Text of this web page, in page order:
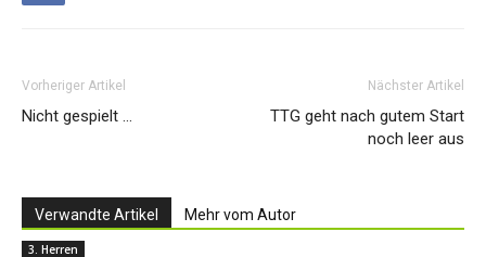
Vorheriger Artikel
Nicht gespielt …
Nächster Artikel
TTG geht nach gutem Start
noch leer aus
Verwandte Artikel Mehr vom Autor
3. Herren